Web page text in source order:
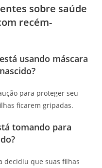
sobre saúde
recém-
usando máscara
para proteger seu
ficarem gripadas.
tomando para
decidiu que suas filhas